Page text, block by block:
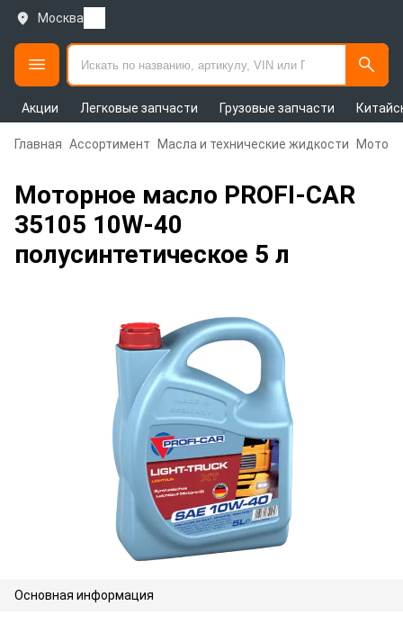
Москва
Акции Легковые запчасти Грузовые запчасти
Главная Ассортимент Масла и технические жидкости
Моторное масло PROFI-CAR
35105 10W-40
полусинтетическое 5 л
Основная информация